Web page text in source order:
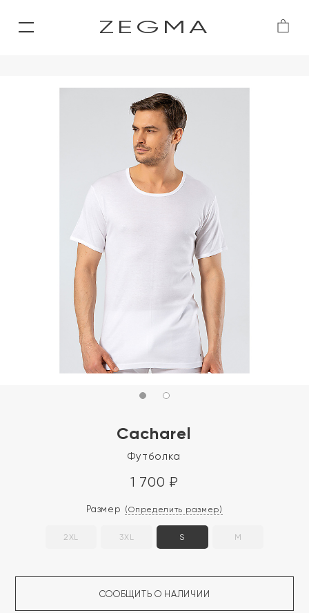
ZEGMA
Cacharel
Футболка
1 700 ₽
Размер (Определить размер)
2XL 3XL S M
СООБЩИТЬ О НАЛИЧИИ